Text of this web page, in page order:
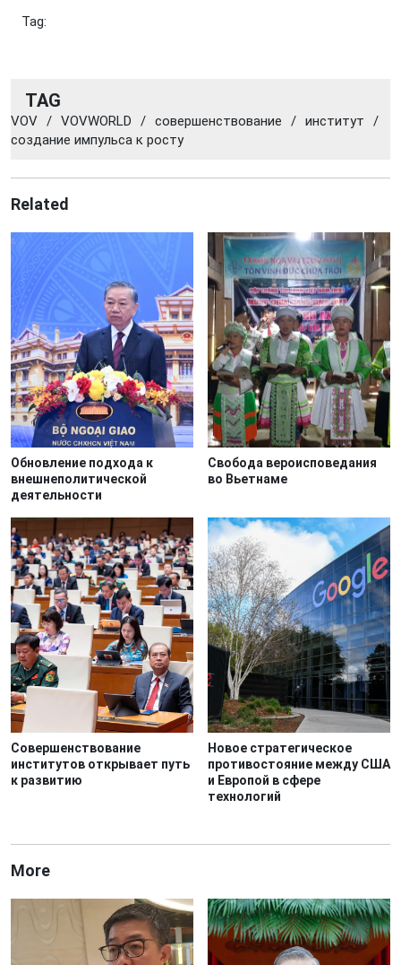
Tag:
TAG
VOV / VOVWORLD / совершенствование / институт
/
создание импульса к росту
Related
Обновление подхода к
внешнеполитической
деятельности
Свобода вероисповедания
во Вьетнаме
Совершенствование
институтов открывает путь
к развитию
Новое стратегическое
противостояние между США
и Европой в сфере
технологий
More